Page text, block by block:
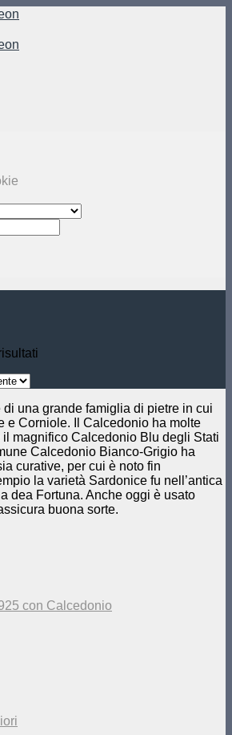
di una grande famiglia di pietre in cui
e Corniole. Il Calcedonio ha molte
magnifico Calcedonio Blu degli Stati
Calcedonio Bianco-Grigio ha
curative, per cui è noto fin
la varietà Sardonice fu nell’antica
dea Fortuna. Anche oggi è usato
buona sorte.
con Calcedonio